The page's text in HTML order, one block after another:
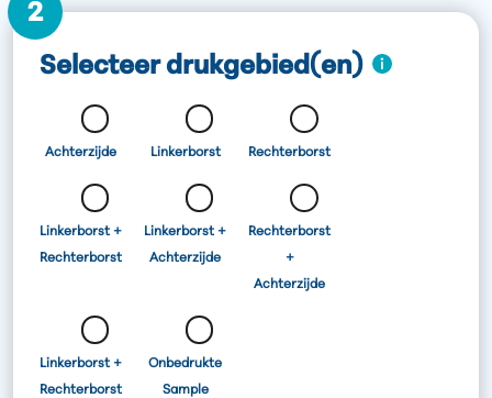
2
Selecteer drukgebied(en)
Achterzijde Linkerborst Rechterborst
Linkerborst +
Rechterborst
Linkerborst +
Achterzijde
Rechterborst
+
Achterzijde
Linkerborst +
Rechterborst
Onbedrukte
Sample